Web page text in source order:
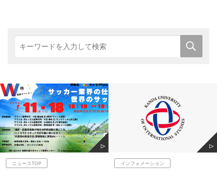
ニュースTOP インフォメーション